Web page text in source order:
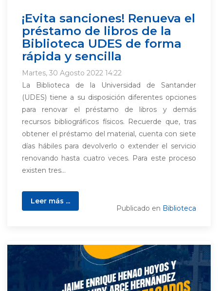
¡Evita sanciones! Renueva el
préstamo de libros de la
Biblioteca UDES de forma
rápida y sencilla
Martes, 30 Agosto 2022 14:22
La Biblioteca de la Universidad de Santander
(UDES) tiene a su disposición diferentes opciones
para renovar el préstamo de libros y demás
recursos bibliográficos físicos. Recuerde que, tras
obtener el préstamo del material, cuenta con siete
días hábiles para devolverlo o extender el servicio
renovando hasta cuatro veces. Para este proceso
existen tres...
Leer más ...
Publicado en Biblioteca